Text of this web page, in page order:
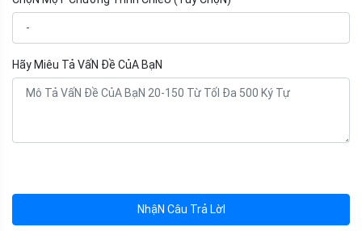
Hãy Miêu Tả VấN Đề CủA BạN
NhậN Câu Trả LờI